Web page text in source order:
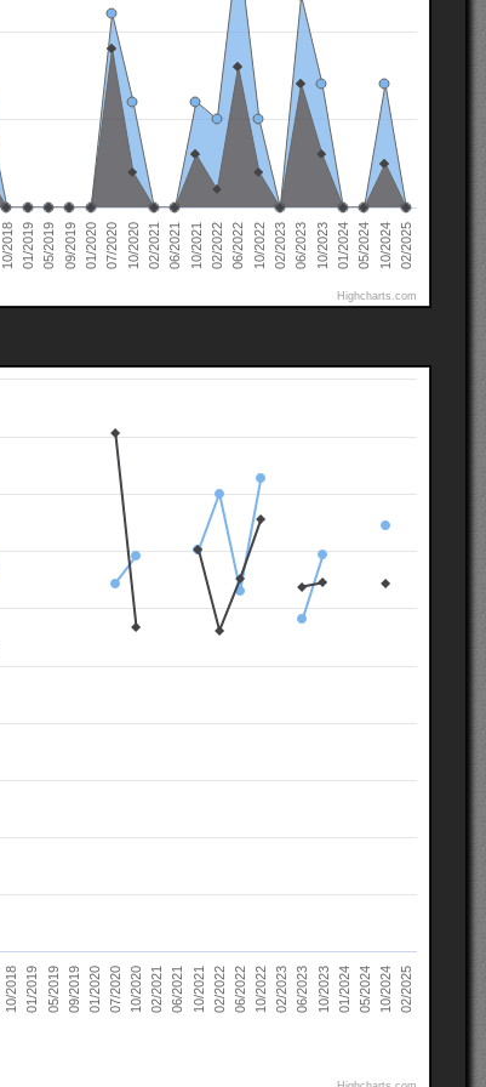
10/2018 01/2019 05/2019 09/2019 01/2020 07/2020 10/2020 02/2021 06/2021 10/2021 02/2022 06/2022 10/2022 02/2023 06/2023 10/2023 01/2024 05/2024 10/2024 02/2025
Highcharts.com
10/2018 01/2019 05/2019 09/2019 01/2020 07/2020 10/2020 02/2021 06/2021 10/2021 02/2022 06/2022 10/2022 02/2023 06/2023 10/2023 01/2024 05/2024 10/2024 02/2025